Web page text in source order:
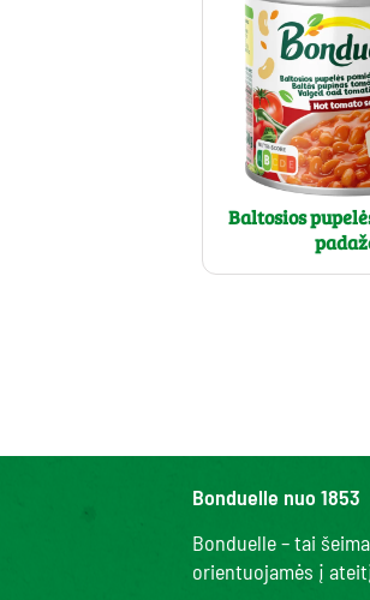
Baltosios
Bonduelle nuo 1853
Bonduelle – tai
orientuojamės į